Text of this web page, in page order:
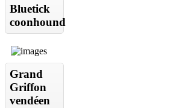
Bluetick
coonhound
Grand
Griffon
vendéen